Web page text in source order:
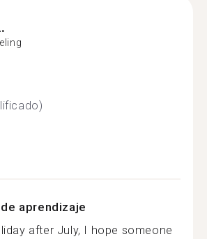
aprendizaje
after July, I hope someone